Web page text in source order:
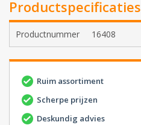
Productspecificaties
Productnummer 16408
Ruim assortiment
Scherpe prijzen
Deskundig advies